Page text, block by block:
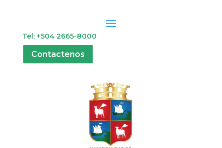
Tel: +504 2665-8000
Contactenos